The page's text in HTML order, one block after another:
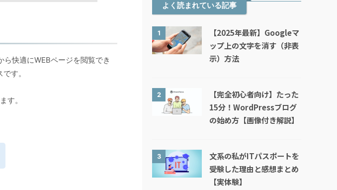
快適にWEBページを閲覧でき
す。
す。
よく読まれている記事
1
【2025年最新】Googleマ
ップ上の文字を消す（非表
示）方法
2
【完全初心者向け】たった
15分！WordPressブログ
の始め方【画像付き解説】
3
文系の私がITパスポートを
受験した理由と感想まとめ
【実体験】